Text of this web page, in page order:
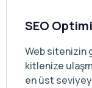
SEO
Web sitenizin
kitlenize
en üst